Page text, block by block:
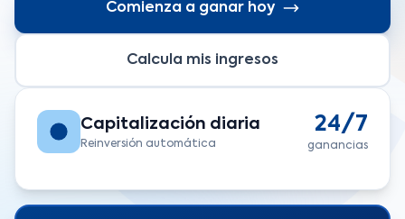
Comienza a ganar hoy
Calcula mis ingresos
Capitalización diaria
Reinversión automática
24/7
ganancias